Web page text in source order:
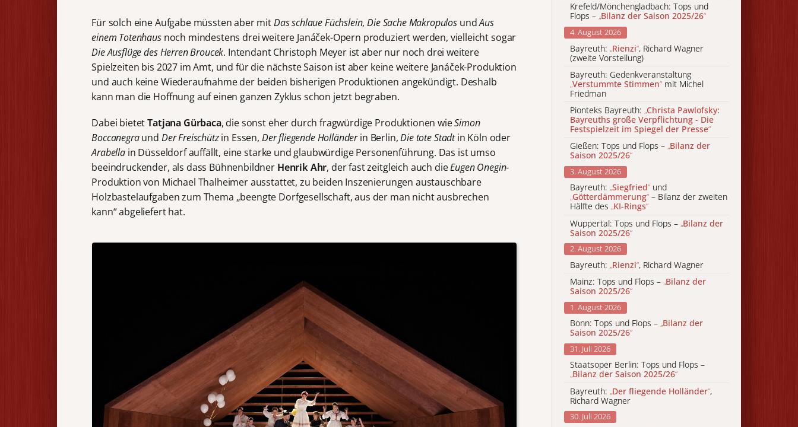
Für solch eine Aufgabe müssten aber mitDas schlaue Füchslein,Die Sache MakropulosundAus
einem Totenhaus noch mindestens drei weitere Janáček-Opern produziert werden, vielleicht sogar
Die Ausflüge des Herren Broucek. Intendant Christoph Meyer ist aber nur noch drei weitere
Spielzeiten bis 2027 im Amt, und für die nächste Saison ist aber keine weitere Janáček-Produktion
und auch keine Wiederaufnahme der beiden bisherigen Produktionen angekündigt. Deshalb
kann man die Hoffnung auf einen ganzen Zyklus schon jetzt begraben.
Dabei bietetTatjana Gürbaca, die sonst eher durch fragwürdige Produktionen wieSimon
Boccanegraund Der Freischützin Essen, Der fliegende Holländerin Berlin,Die tote Stadtin Köln oder
Arabellain Düsseldorf auffällt, eine starke und glaubwürdige Personenführung. Das ist umso
beeindruckender, als dass Bühnenbildner Henrik Ahr, der fast zeitgleich auch dieEugen Onegin-
Produktion von Michael Thalheimer ausstattet, zu beiden Inszenierungen austauschbare
Holzbastelaufgaben zum Thema „beengte Dorfgesellschaft, aus der man nicht ausbrechen
kann“ abgeliefert hat.
Krefeld/Mönchengladbach: Tops und
Flops – „Bilanz der Saison 2025/26“
4. August 2026
Bayreuth: „Rienzi“, Richard Wagner
(zweite Vorstellung)
Bayreuth: Gedenkveranstaltung
„Verstummte Stimmen“ mit Michel
Friedman
Pionteks Bayreuth: „Christa Pawlofsky:
Bayreuths große Verpflichtung - Die
Festspielzeit im Spiegel der Presse“
Gießen: Tops und Flops – „Bilanz der
Saison 2025/26“
3. August 2026
Bayreuth: „Siegfried“ und
„Götterdämmerung“ – Bilanz der zweiten
Hälfte des „KI-Rings“
Wuppertal: Tops und Flops – „Bilanz der
Saison 2025/26“
2. August 2026
Bayreuth: „Rienzi“, Richard Wagner
Mainz: Tops und Flops – „Bilanz der
Saison 2025/26“
1. August 2026
Bonn: Tops und Flops – „Bilanz der
Saison 2025/26“
31. Juli 2026
Staatsoper Berlin: Tops und Flops –
„Bilanz der Saison 2025/26“
Bayreuth: „Der fliegende Holländer“,
Richard Wagner
30. Juli 2026